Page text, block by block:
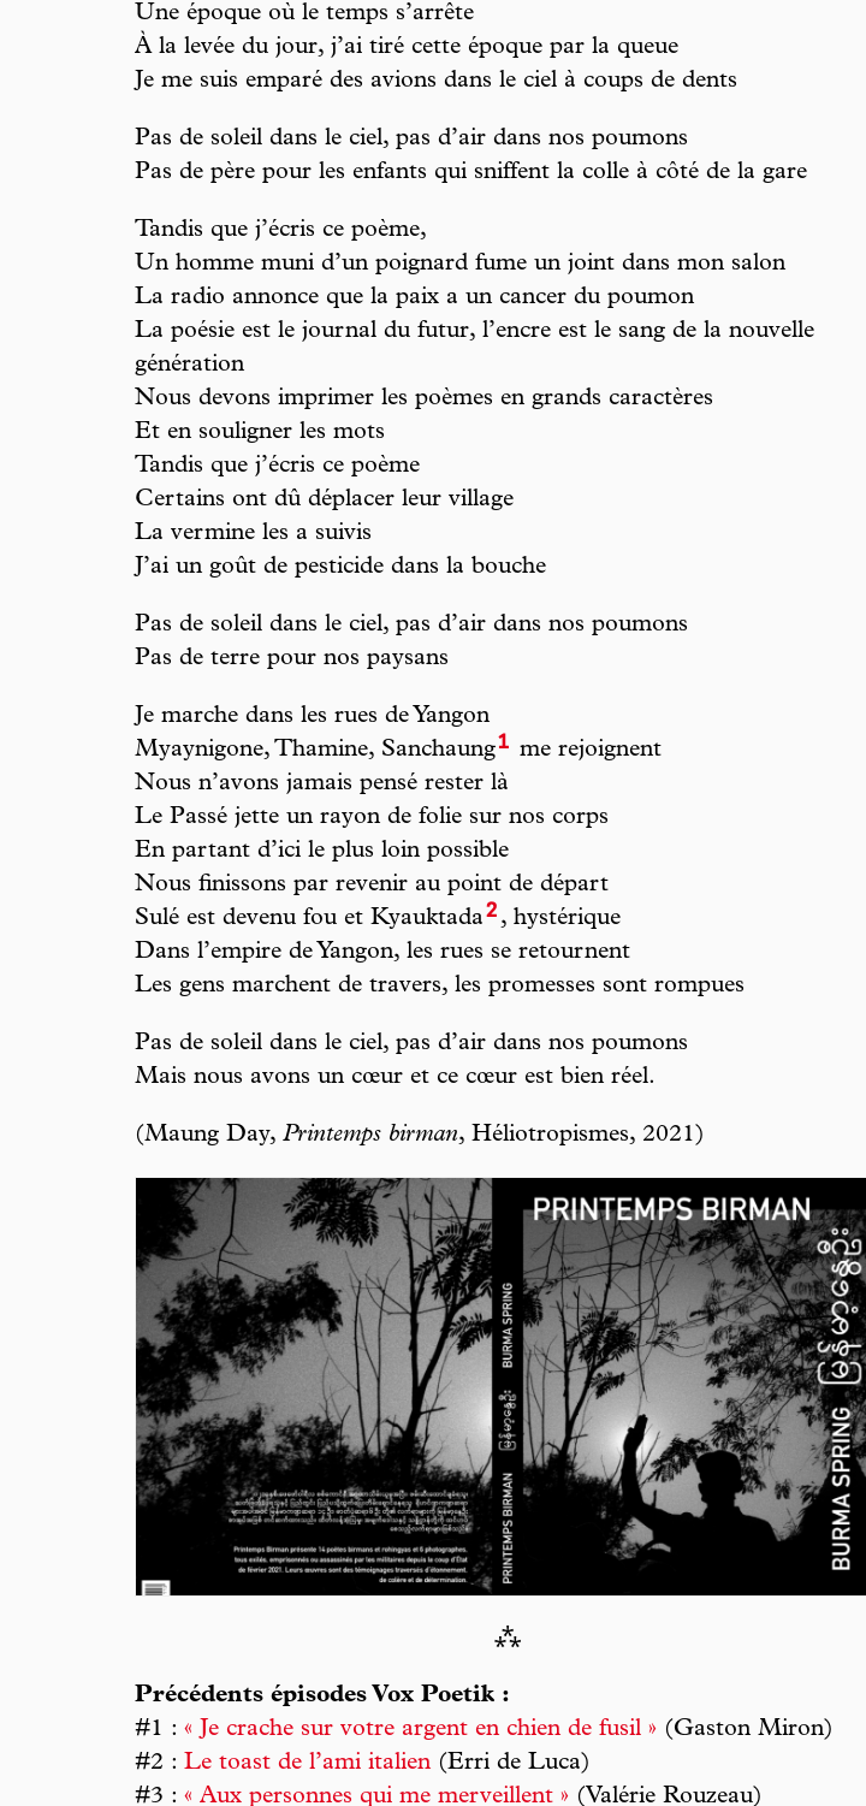
Une époque où le temps s’arrête
À la levée du jour, j’ai tiré cette époque par la queue
Je me suis emparé des avions dans le ciel à coups de dents
Pas de soleil dans le ciel, pas d’air dans nos poumons
Pas de père pour les enfants qui sniffent la colle à côté de la gare
Tandis que j’écris ce poème,
Un homme muni d’un poignard fume un joint dans mon salon
La radio annonce que la paix a un cancer du poumon
La poésie est le journal du futur, l’encre est le sang de la nouvelle
génération
Nous devons imprimer les poèmes en grands caractères
Et en souligner les mots
Tandis que j’écris ce poème
Certains ont dû déplacer leur village
La vermine les a suivis
J’ai un goût de pesticide dans la bouche
Pas de soleil dans le ciel, pas d’air dans nos poumons
Pas de terre pour nos paysans
Je marche dans les rues de Yangon
Myaynigone, Thamine, Sanchaung1 me rejoignent
Nous n’avons jamais pensé rester là
Le Passé jette un rayon de folie sur nos corps
En partant d’ici le plus loin possible
Nous finissons par revenir au point de départ
Sulé est devenu fou et Kyauktada2 , hystérique
Dans l’empire de Yangon, les rues se retournent
Les gens marchent de travers, les promesses sont rompues
Pas de soleil dans le ciel, pas d’air dans nos poumons
Mais nous avons un cœur et ce cœur est bien réel.
(Maung Day, Printemps birman, Héliotropismes, 2021)
⁂
Précédents épisodes Vox Poetik :
#1 : « Je crache sur votre argent en chien de fusil » (Gaston Miron)
#2 : Le toast de l’ami italien (Erri de Luca)
#3 : « Aux personnes qui me merveillent » (Valérie Rouzeau)